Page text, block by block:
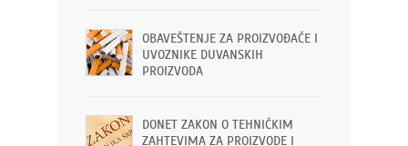
OBAVEŠTENJE ZA PROIZVOĐAČE I
UVOZNIKE DUVANSKIH
PROIZVODA
DONET ZAKON O TEHNIČKIM
ZAHTEVIMA ZA PROIZVODE I